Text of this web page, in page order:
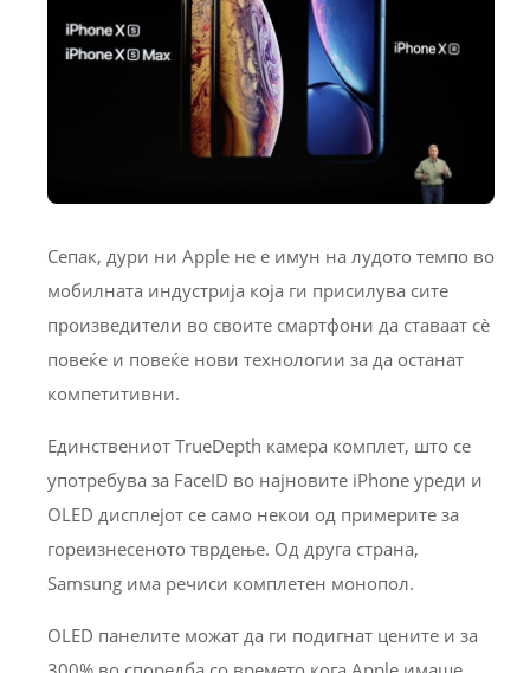
Сепак, дури ни Apple не е имун на лудото темпо во
мобилната индустрија која ги присилува сите
произведители во своите смартфони да ставаат сè
повеќе и повеќе нови технологии за да останат
компетитивни.
Единствениот TrueDepth камера комплет, што се
употребува за FaceID во најновите iPhone уреди и
OLED дисплејот се само некои од примерите за
гореизнесеното тврдење. Од друга страна,
Samsung има речиси комплетен монопол.
OLED панелите можат да ги подигнат цените и за